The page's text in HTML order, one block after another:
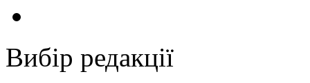
Вибір редакції